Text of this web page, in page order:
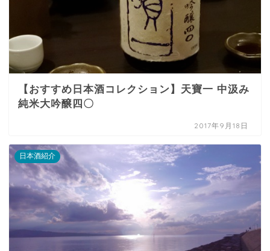
【おすすめ日本酒コレクション】天寶一 中汲み
純米大吟醸四〇
2017年9月18日
日本酒紹介